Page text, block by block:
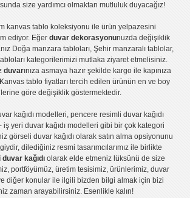
size yardımcı olmaktan mutluluk duyacağız!
kanvas tablo koleksiyonu ile ürün yelpazesini
ediyor. Eğerduvar dekorasyonunuzda değişiklik
Doğa manzara tabloları, Şehir manzaralı tablolar,
kategorilerimizi mutlaka ziyaret etmelisiniz.
duvarınıza asmaya hazır şekilde kargo ile kapınıza
Kanvas tablo fiyatlarıtercih edilen ürünün en ve boy
göre değişiklik göstermektedir.
kağıdı modelleri,pencere resimli duvar kağıdı
iş yeri duvar kağıdı modelleri gibi bir çok kategori
görseli duvar kağıdı olarak satın alma opsiyonunu
dilediğiniz resmi tasarımcılarımız ile birlikte
kağıdıolarak elde etmeniz lüksünü de size
portföyümüz, üretim tesisimiz, ürünlerimiz, duvar
diğer konular ile ilgili bizden bilgi almak için bizi
zaman arayabilirsiniz. Esenlikle kalın!